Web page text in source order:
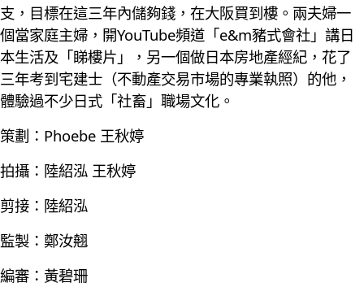
支，目標在這三年內儲夠錢，在大阪買到樓。兩夫婦一
個當家庭主婦，開YouTube頻道「e&m豬式會社」講日
本生活及「睇樓片」，另一個做日本房地產經紀，花了
三年考到宅建士（不動產交易市場的專業執照）的他，
體驗過不少日式「社畜」職場文化。
策劃：Phoebe 王秋婷
拍攝：陸紹泓 王秋婷
剪接：陸紹泓
監製：鄭汝翹
編審：黃碧珊